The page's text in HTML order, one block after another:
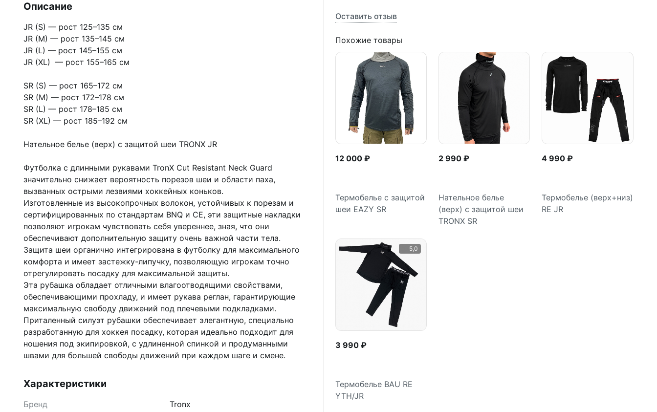
Оставить отзыв
Похожие товары
12 000 ₽
Термобелье с защитой
шеи EAZY SR
Подробнее
2 990 ₽
Нательное белье
(верх) с защитой шеи
TRONX SR
4 990 ₽
Термобелье (верх+низ)
RE JR
5,0
3 990 ₽
Термобелье BAU RE
YTH/JR
Описание
JR (S) — рост 125–135 см
JR (M) — рост 135–145 см
JR (L) — рост 145–155 см
JR (XL) — рост 155–165 см
SR (S) — рост 165–172 см
SR (M) — рост 172–178 см
SR (L) — рост 178–185 см
SR (XL) — рост 185–192 см
Нательное белье (верх) с защитой шеи TRONX JR
Футболка с длинными рукавами TronX Cut Resistant Neck Guard
значительно снижает вероятность порезов шеи и области паха,
вызванных острыми лезвиями хоккейных коньков.
Изготовленные из высокопрочных волокон, устойчивых к порезам и
сертифицированных по стандартам BNQ и CE, эти защитные накладки
позволяют игрокам чувствовать себя увереннее, зная, что они
обеспечивают дополнительную защиту очень важной части тела.
Защита шеи органично интегрирована в футболку для максимального
комфорта и имеет застежку-липучку, позволяющую игрокам точно
отрегулировать посадку для максимальной защиты.
Эта рубашка обладает отличными влагоотводящими свойствами,
обеспечивающими прохладу, и имеет рукава реглан, гарантирующие
максимальную свободу движений под плечевыми подкладками.
Приталенный силуэт рубашки обеспечивает элегантную, специально
разработанную для хоккея посадку, которая идеально подходит для
ношения под экипировкой, с удлиненной спинкой и продуманными
швами для большей свободы движений при каждом шаге и смене.
Характеристики
Бренд
Tronx